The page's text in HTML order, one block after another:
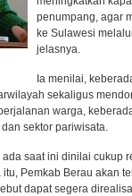
penumpang, agar
ke Sulawesi
jelasnya.
Ia menilai,
sekaligus
warga,
sektor pariwisata.
saat ini dinilai cukup
Pemkab Berau akan
dapat segera